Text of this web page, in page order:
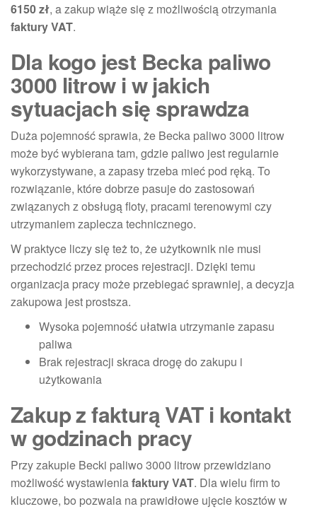
6150 zł, a zakup wiąże się z możliwością otrzymania
faktury VAT.
Dla kogo jest Becka paliwo
3000 litrow i w jakich
sytuacjach się sprawdza
Duża pojemność sprawia, że Becka paliwo 3000 litrow
może być wybierana tam, gdzie paliwo jest regularnie
wykorzystywane, a zapasy trzeba mieć pod ręką. To
rozwiązanie, które dobrze pasuje do zastosowań
związanych z obsługą floty, pracami terenowymi czy
utrzymaniem zaplecza technicznego.
W praktyce liczy się też to, że użytkownik nie musi
przechodzić przez proces rejestracji. Dzięki temu
organizacja pracy może przebiegać sprawniej, a decyzja
zakupowa jest prostsza.
Wysoka pojemność ułatwia utrzymanie zapasu
paliwa
Brak rejestracji skraca drogę do zakupu i
użytkowania
Zakup z fakturą VAT i kontakt
w godzinach pracy
Przy zakupie Becki paliwo 3000 litrow przewidziano
możliwość wystawieniafaktury VAT. Dla wielu firm to
kluczowe, bo pozwala na prawidłowe ujęcie kosztów w